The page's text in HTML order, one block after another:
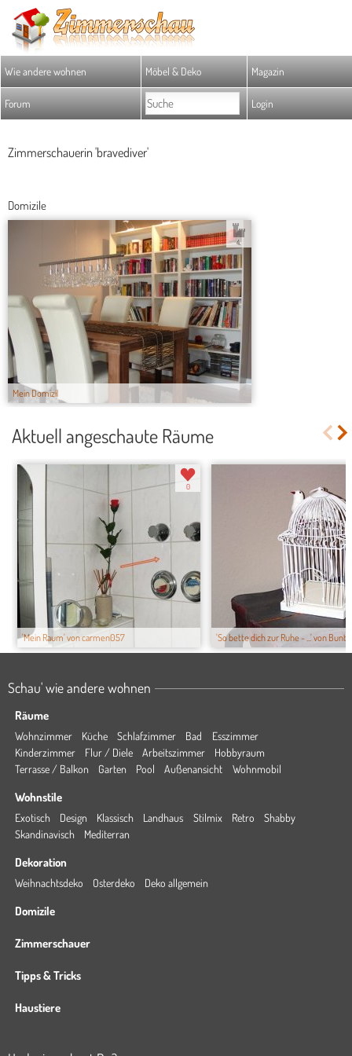
Wie andere wohnen Möbel & Deko Magazin
Forum Login
Zimmerschauerin 'bravediver'
Domizile
Mein Domizil
4.
Aktuell angeschaute Räume
'Mein Raum' von carmen057
0
'So bette dich zur Ruhe - ...' von
Schau' wie andere wohnen
Räume
Wohnzimmer Küche Schlafzimmer Bad
Esszimmer
Kinderzimmer
Flur / Diele Arbeitszimmer
Hobbyraum
Terrasse / Balkon
Garten Pool Außenansicht Wohnmobil
Wohnstile
Exotisch Design Klassisch Landhaus Stilmix Retro
Shabby
Skandinavisch
Mediterran
Dekoration
Weihnachtsdeko Osterdeko Deko allgemein
Domizile
Zimmerschauer
Tipps & Tricks
Haustiere